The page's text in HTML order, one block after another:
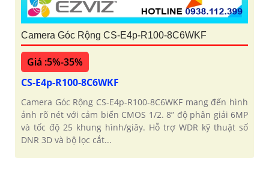
Camera Góc Rộng CS-E4p-R100-8C6WKF
Giá :5%-35%
CS-E4p-R100-8C6WKF
Camera Góc Rộng CS-E4p-R100-8C6WKF mang đến hình
ảnh rõ nét với cảm biến CMOS 1/2. 8” độ phân giải 6MP
và tốc độ 25 khung hình/giây. Hỗ trợ WDR kỹ thuật số
DNR 3D và bộ lọc cắt...